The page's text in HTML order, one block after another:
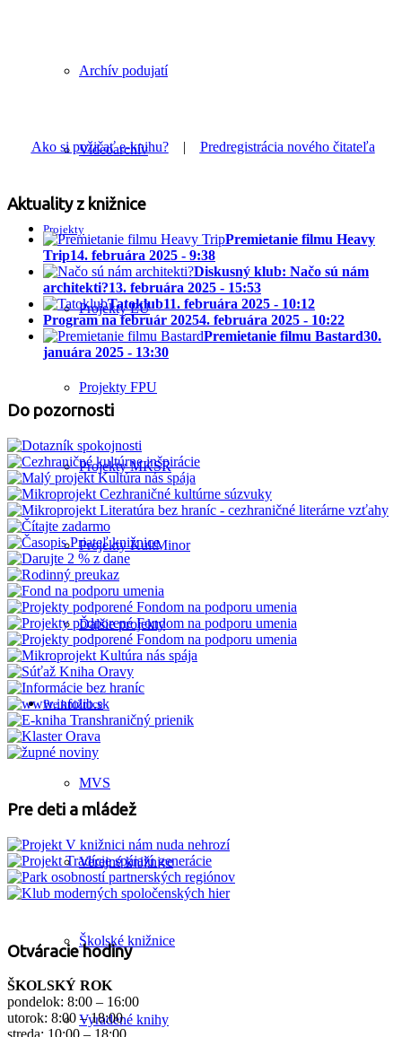
Archív podujatí
Videoarchív
Projekty
Projekty EÚ
Projekty FPU
Projekty MKSR
Projekty KultMinor
Ďalšie projekty
Pre knižnice
MVS
Verejné knižnice
Školské knižnice
Vyradené knihy
Ako si požičať e-knihu?| Predregistrácia nového čitateľa
Aktuality z knižnice
Premietanie filmu Heavy
Trip14. februára 2025 - 9:38
Diskusný klub: Načo sú nám
architekti?13. februára 2025 - 15:53
Tatoklub11. februára 2025 - 10:12
Program na február 20254. februára 2025 - 10:22
Premietanie filmu Bastard30.
januára 2025 - 13:30
Do pozornosti
Pre deti a mládež
Otváracie hodiny
ŠKOLSKÝ ROK
pondelok: 8:00 – 16:00
utorok: 8:00 – 18:00